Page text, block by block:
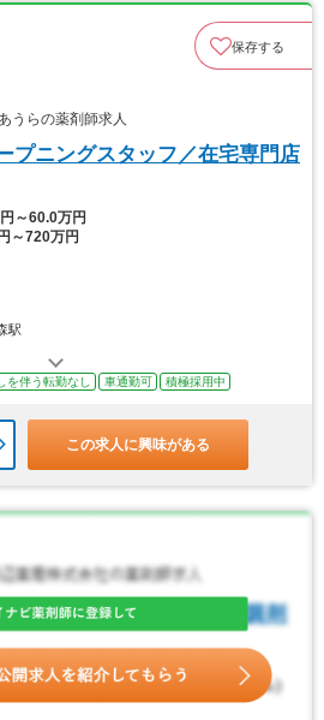
保存する
うらの薬剤師求人
プニングスタッフ／在宅専門店
～60.0万円
～720万円
駅
を伴う転勤なし 車通勤可 積極採用中
この求人に興味がある